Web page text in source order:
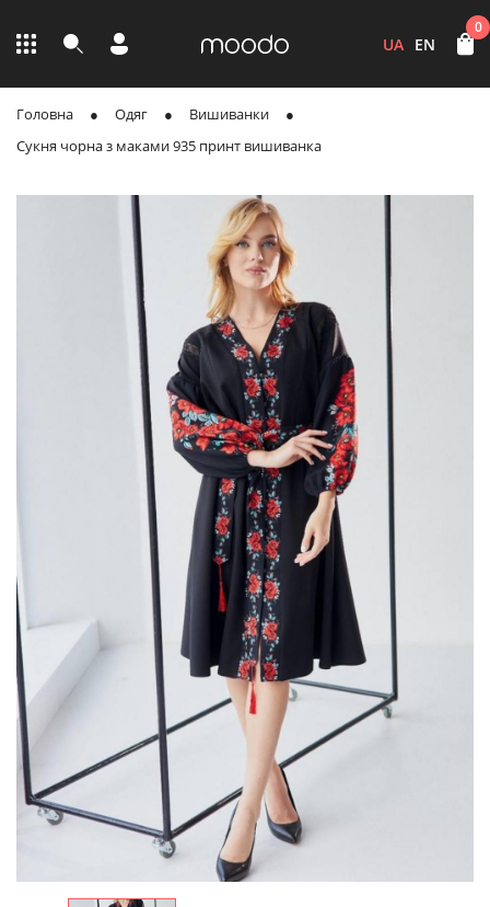
UA EN
0
Головна Одяг
Вишиванки
Сукня чорна з маками 935 принт вишиванка